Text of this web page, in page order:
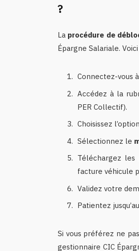
?
La procédure de
Épargne Salariale.
Connectez-vous
Accédez à la
PER Collectif).
Choisissez
Sélectionnez le
Téléchargez les
facture véhicule
Validez votre
Patientez
Si vous préférez ne
gestionnaire CIC